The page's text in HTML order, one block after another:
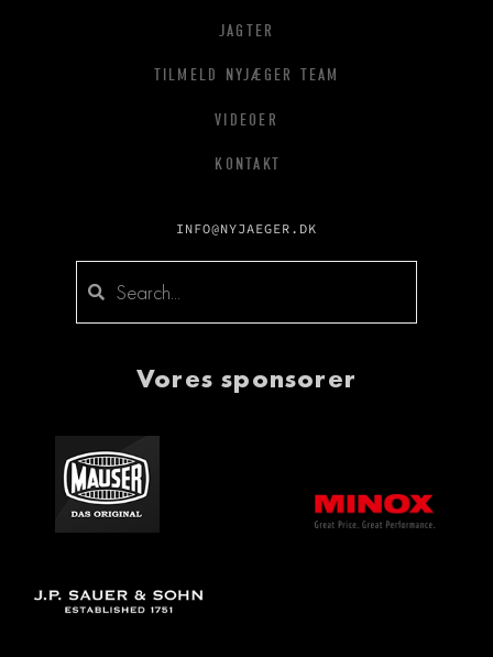
JAGTER
TILMELD NYJÆGER TEAM
VIDEOER
KONTAKT
INFO@NYJAEGER.DK
Vores sponsorer